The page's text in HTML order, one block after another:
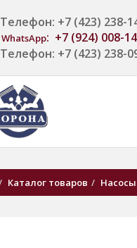
Телефон: +7 (423) 238-
WhatsApp: +7 (924) 008-
Телефон: +7 (423) 238-
Каталог товаров